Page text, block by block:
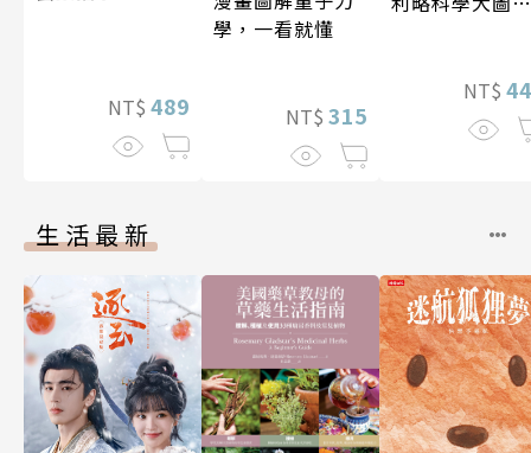
NT$ 489
學，一看就懂
NT$ 315
NT$
生活最新